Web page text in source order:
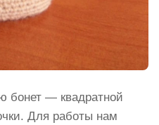
бонет — квадратной
Для работы нам